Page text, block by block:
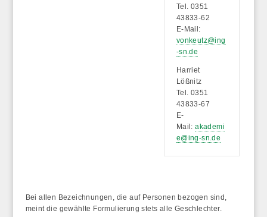
Tel. 0351
43833-62
E-Mail:
vonkeutz@ing
-sn.de
Harriet
Lößnitz
Tel. 0351
43833-67
E-
Mail:akademi
e@ing-sn.de
Bei allen Bezeichnungen, die auf Personen bezogen sind,
meint die gewählte Formulierung stets alle Geschlechter.